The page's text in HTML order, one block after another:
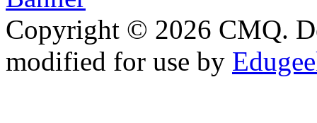
Copyright © 2026 CMQ.
modified for use by